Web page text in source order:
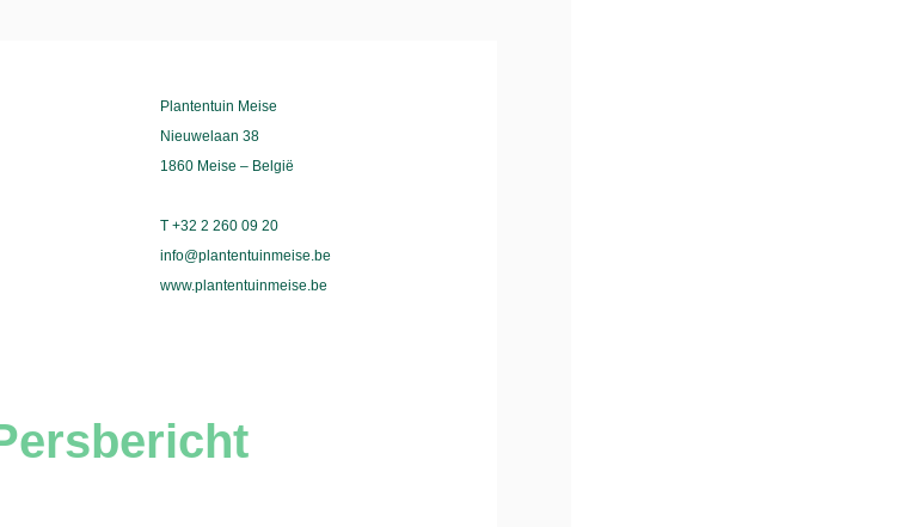
Plantentuin Meise
Nieuwelaan 38
1860 Meise – België
T +32 2 260 09 20
info@plantentuinmeise.be
www.plantentuinmeise.be